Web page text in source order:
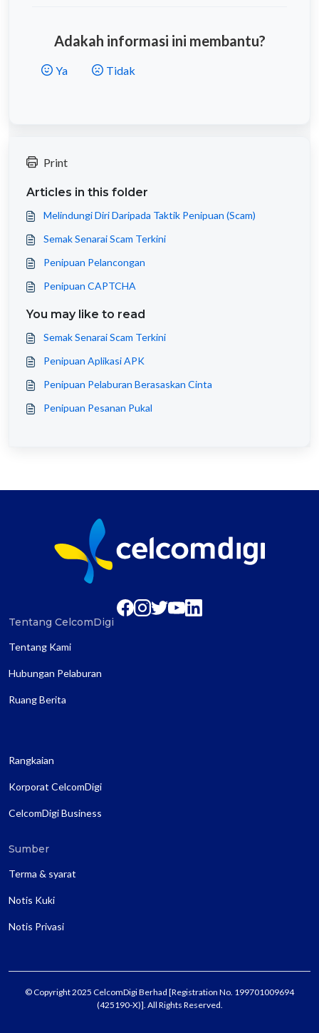
Adakah informasi ini membantu?
Tidak
Ya
Print
Articles in this folder
Melindungi Diri Daripada Taktik Penipuan (Scam)
Semak Senarai Scam Terkini
Penipuan Pelancongan
Penipuan CAPTCHA
You may like to read
Semak Senarai Scam Terkini
Penipuan Aplikasi APK
Penipuan Pelaburan Berasaskan Cinta
Penipuan Pesanan Pukal
Tentang CelcomDigi
Tentang Kami
Hubungan Pelaburan
Ruang Berita
Rangkaian
Korporat CelcomDigi
CelcomDigi Business
Sumber
Terma & syarat
Notis Kuki
Notis Privasi
© Copyright 2025 CelcomDigi Berhad [Registration No. 199701009694
(425190-X)]. All Rights Reserved.